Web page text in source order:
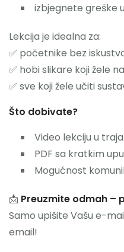
izbjegnete greške
Lekcija je idealna za:
✅ početnike bez
✅ hobi slikare koji žele
✅ sve koji žele učiti
Što dobivate?
Video lekciju u
PDF sa kratkim
Mogućnost
📩 Preuzmite odmah –
Samo upišite Vašu e-
email!